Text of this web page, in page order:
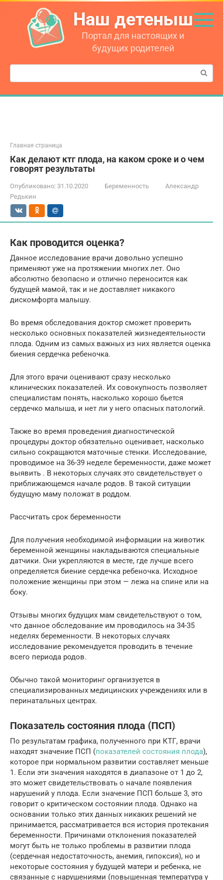
Перейти
контенту
Наш детеныш
Портал для настоящих и
будущих родителей
Поиск:
Главная страница
Как делают ктг плода, на каком сроке и о чем
говорят результаты
Опубликовано: 31.10.2020 Беременность
Александр
Редькин
Как проводится оценка?
Данное исследование врачи довольно успешно
применяют уже на протяжении многих лет. Оно
абсолютно безопасно и отлично переносится как
будущей мамой, так и не доставляет никакого
дискомфорта малышу.
Во время обследования доктор сможет проверить
несколько основных показателей жизнедеятельности
плода. Одним из самых важных из них является оценка
биения сердечка ребеночка.
Для этого врачи оценивают сразу несколько
клинических показателей. Их совокупность позволяет
специалистам понять, насколько хорошо бьется
сердечко малыша, и нет ли у него опасных патологий.
Также во время проведения диагностической
процедуры доктор обязательно оценивает, насколько
сильно сокращаются маточные стенки. Исследование,
проводимое на 36-39 неделе беременности, даже может
выявить . В некоторых случаях это свидетельствует о
приближающемся начале родов. В такой ситуации
будущую маму положат в роддом.
Рассчитать срок беременности
Для получения необходимой информации на животик
беременной женщины накладываются специальные
датчики. Они укрепляются в месте, где лучше всего
определяется биение сердечка ребеночка. Исходное
положение женщины при этом — лежа на спине или на
боку.
Отзывы многих будущих мам свидетельствуют о том,
что данное обследование им проводилось на 34-35
неделях беременности. В некоторых случаях
исследование рекомендуется проводить в течение
всего периода родов.
Обычно такой мониторинг организуется в
специализированных медицинских учреждениях или в
перинатальных центрах.
Показатель состояния плода (ПСП)
По результатам графика, полученного при КТГ, врачи
находят значение ПСП (показателей состояния плода),
которое при нормальном развитии составляет меньше
1. Если эти значения находятся в диапазоне от 1 до 2,
это может свидетельствовать о начале появления
нарушений у плода. Если значение ПСП больше 3, это
говорит о критическом состоянии плода. Однако на
основании только этих данных никаких решений не
принимается, рассматривается вся история протекания
беременности. Причинами отклонения показателей
могут быть не только проблемы в развитии плода
(сердечная недостаточность, анемия, гипоксия), но и
некоторые состояния у будущей матери и ребенка, не
связанные с нарушениями (повышенная температура у